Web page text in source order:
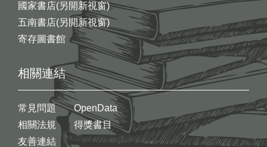
國家書店(另開新視窗)
五南書店(另開新視窗)
寄存圖書館
相關連結
常見問題
相關法規
友善連結
OpenData
得獎書目